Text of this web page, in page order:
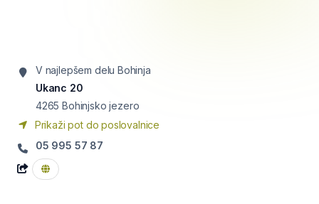
V najlepšem delu Bohinja
Ukanc 20
4265 Bohinjsko jezero
Prikaži pot do poslovalnice
05 995 57 87